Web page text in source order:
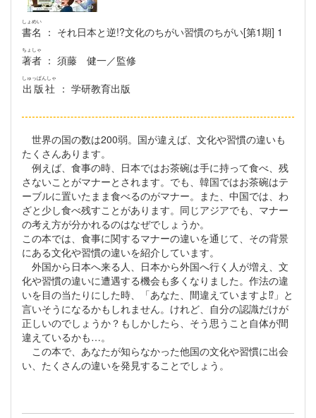
書名
しょめい
： それ日本と逆!?文化のちがい習慣のちがい[第1期] 1
著者
ちょしゃ
： 須藤 健一／監修
出版社
しゅっぱんしゃ
： 学研教育出版
世界の国の数は200弱。国が違えば、文化や習慣の違いも
たくさんあります。
例えば、食事の時、日本ではお茶碗は手に持って食べ、残
さないことがマナーとされます。でも、韓国ではお茶碗はテ
ーブルに置いたまま食べるのがマナー。また、中国では、わ
ざと少し食べ残すことがあります。同じアジアでも、マナー
の考え方が分かれるのはなぜでしょうか。
この本では、食事に関するマナーの違いを通じて、その背景
にある文化や習慣の違いを紹介しています。
外国から日本へ来る人、日本から外国へ行く人が増え、文
化や習慣の違いに遭遇する機会も多くなりました。作法の違
いを目の当たりにした時、「あなた、間違えていますよ⁉」と
言いそうになるかもしれません。けれど、自分の認識だけが
正しいのでしょうか？もしかしたら、そう思うこと自体が間
違えているかも…。
この本で、あなたが知らなかった他国の文化や習慣に出会
い、たくさんの違いを発見することでしょう。